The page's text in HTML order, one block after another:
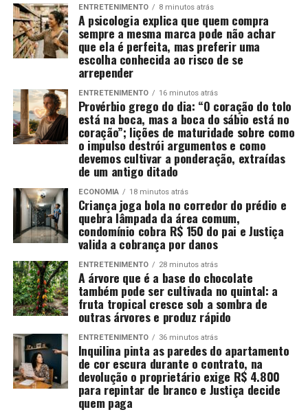
ENTRETENIMENTO 8 minutos atrás
A psicologia explica que quem compra
sempre a mesma marca pode não achar
que ela é perfeita, mas preferir uma
escolha conhecida ao risco de se
arrepender
ENTRETENIMENTO 16 minutos atrás
Provérbio grego do dia: “O coração do tolo
está na boca, mas a boca do sábio está no
coração”; lições de maturidade sobre como
o impulso destrói argumentos e como
devemos cultivar a ponderação, extraídas
de um antigo ditado
ECONOMIA 18 minutos atrás
Criança joga bola no corredor do prédio e
quebra lâmpada da área comum,
condomínio cobra R$ 150 do pai e Justiça
valida a cobrança por danos
ENTRETENIMENTO 28 minutos atrás
A árvore que é a base do chocolate
também pode ser cultivada no quintal: a
fruta tropical cresce sob a sombra de
outras árvores e produz rápido
ENTRETENIMENTO 36 minutos atrás
Inquilina pinta as paredes do apartamento
de cor escura durante o contrato, na
devolução o proprietário exige R$ 4.800
para repintar de branco e Justiça decide
quem paga